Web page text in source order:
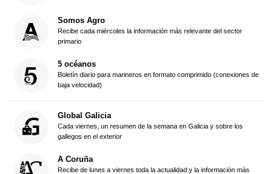
Somos Agro
Recibe cada miércoles la información más relevante del sector
primario
5 océanos
Boletín diario para marineros en formato comprimido (conexiones de
baja velocidad)
Global Galicia
Cada viernes, un resumen de la semana en Galicia y sobre los
gallegos en el exterior
A Coruña
Recibe de lunes a viernes toda la actualidad y la información más